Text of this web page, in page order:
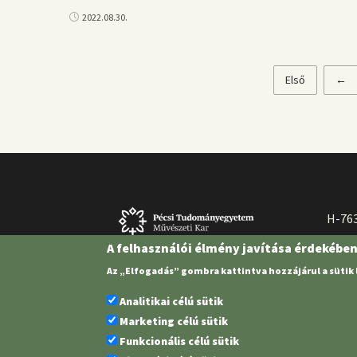
2022.08.30.
Első
oldal
Első
Előző
oldal
←
H-
A felhasználói élmény javítása
Az „Elfogadás” gombra kattintva hozzájárul a
Analitikai célú sütik
Marketing célú sütik
Funkcionális célú sütik